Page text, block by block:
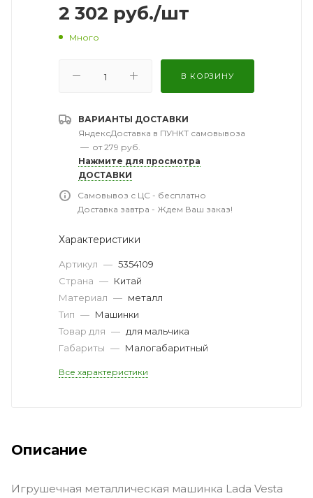
2 302 руб./шт
Много
В КОРЗИНУ
ВАРИАНТЫ ДОСТАВКИ
ЯндексДоставка в ПУНКТ самовывоза
— от 279 руб.
Нажмите для просмотра
ДОСТАВКИ
Самовывоз с ЦС - бесплатно
Доставка завтра - Ждем Ваш заказ!
Характеристики
Артикул — 5354109
Страна — Китай
Материал — металл
Тип — Машинки
Товар для — для мальчика
Габариты — Малогабаритный
Все характеристики
Описание
Игрушечная металлическая машинка Lada Vesta